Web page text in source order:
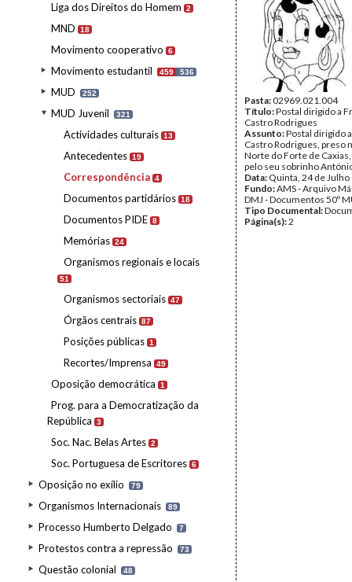
Liga dos Direitos do Homem 2
MND 18
Movimento cooperativo 6
Movimento estudantil 459 536
MUD 252
MUD Juvenil 321
Actividades culturais 13
Antecedentes 19
Correspondência 4
Documentos partidários 18
Documentos PIDE 8
Memórias 24
Organismos regionais e locais
51
Organismos sectoriais 47
Órgãos centrais 87
Posições públicas 1
Recortes/Imprensa 49
Oposição democrática 1
Prog. para a Democratização da
República
3
Soc. Nac. Belas Artes 2
Soc. Portuguesa de Escritores 6
Oposição no exílio 79
Organismos Internacionais 89
Processo Humberto Delgado 7
Protestos contra a repressão 73
Questão colonial 48
Pasta:02969.021.004
Título:Postal dirigido a
Castro Rodrigues
Assunto:Postal dirigido
Castro Rodrigues, preso
Norte do Forte de Caxias,
pelo seu sobrinho
Data: Quinta, 24 de
Fundo:AMS - Arquivo
DMJ - Documentos 50º
Tipo Documental:
Página(s):2